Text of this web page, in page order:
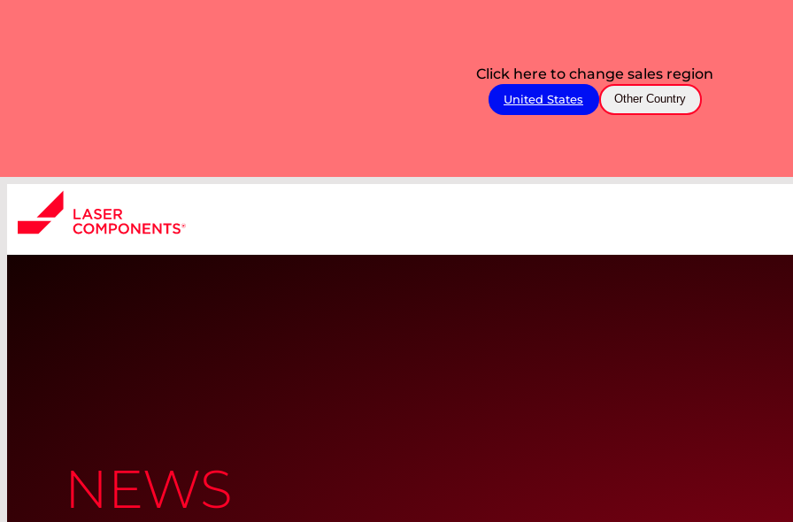
Click here to change sales region
United States Other Country
NEWS